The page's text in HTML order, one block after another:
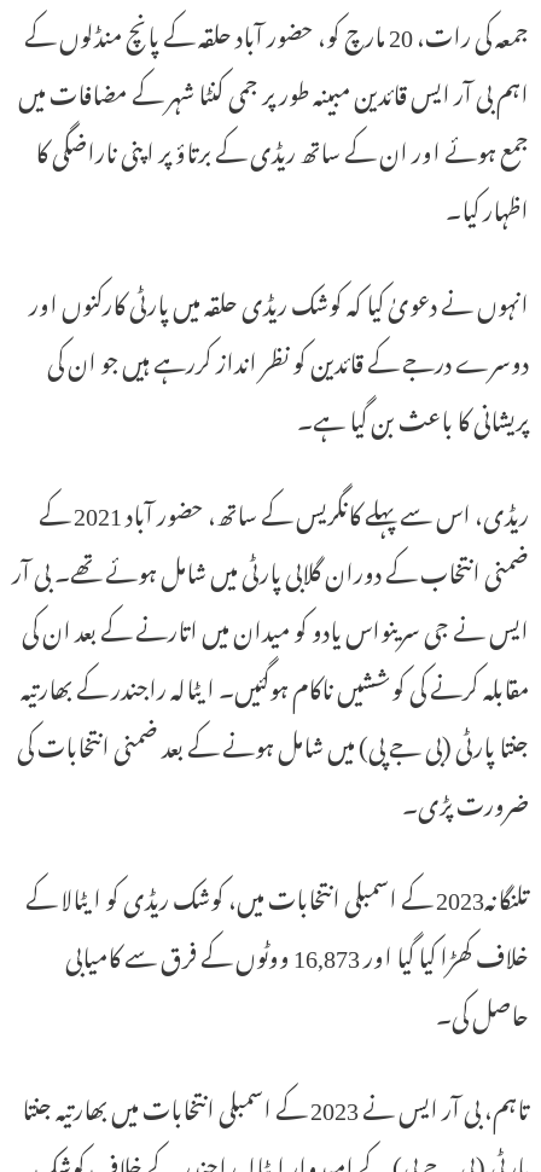
جمعہ کی رات، 20 مارچ کو، حضور آباد حلقہ کے پانچ منڈلوں کے
اہم بی آر ایس قائدین مبینہ طور پر جمی کنٹا شہر کے مضافات میں
جمع ہوئے اور ان کے ساتھ ریڈی کے برتاؤ پر اپنی ناراضگی کا
اظہار کیا۔
انہوں نے دعویٰ کیا کہ کوشک ریڈی حلقہ میں پارٹی کارکنوں اور
دوسرے درجے کے قائدین کو نظر انداز کررہے ہیں جو ان کی
پریشانی کا باعث بن گیا ہے۔
ریڈی، اس سے پہلے کانگریس کے ساتھ، حضور آباد 2021 کے
ضمنی انتخاب کے دوران گلابی پارٹی میں شامل ہوئے تھے۔ بی آر
ایس نے جی سرینواس یادو کو میدان میں اتارنے کے بعد ان کی
مقابلہ کرنے کی کوششیں ناکام ہوگئیں۔ ایٹالہ راجندر کے بھارتیہ
جنتا پارٹی (بی جے پی) میں شامل ہونے کے بعد ضمنی انتخابات کی
ضرورت پڑی۔
تلنگانہ2023 کے اسمبلی انتخابات میں، کوشک ریڈی کو ایٹالا کے
خلاف کھڑا کیا گیا اور 16,873 ووٹوں کے فرق سے کامیابی
حاصل کی۔
تاہم، بی آر ایس نے 2023 کے اسمبلی انتخابات میں بھارتیہ جنتا